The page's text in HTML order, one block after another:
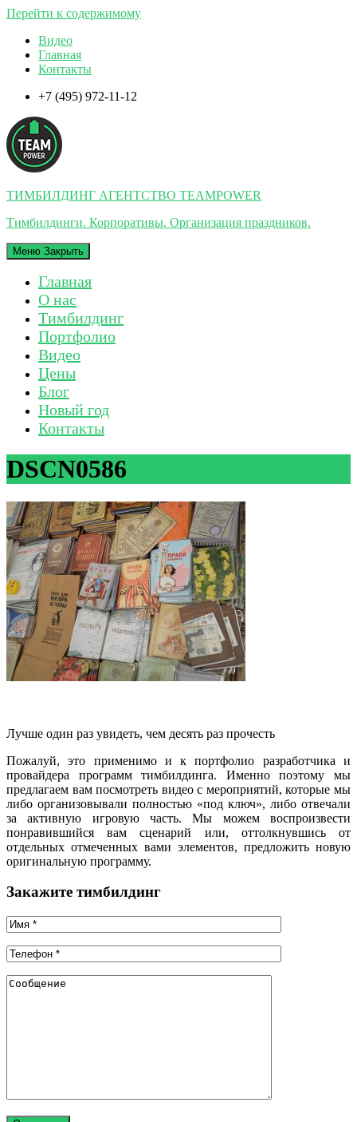
Перейти к содержимому
Видео
Главная
Контакты
+7 (495) 972-11-12
ТИМБИЛДИНГ АГЕНТСТВО TEAMPOWER
Тимбилдинги. Корпоративы. Организация праздников.
Меню Закрыть
Главная
О нас
Тимбилдинг
Портфолио
Видео
Цены
Блог
Новый год
Контакты
DSCN0586
Лучше один раз увидеть, чем десять раз прочесть
Пожалуй, это применимо и к портфолио разработчика и
провайдера программ тимбилдинга. Именно поэтому мы
предлагаем вам посмотреть видео с мероприятий, которые мы
либо организовывали полностью «под ключ», либо отвечали
за активную игровую часть. Мы можем воспроизвести
понравившийся вам сценарий или, оттолкнувшись от
отдельных отмеченных вами элементов, предложить новую
оригинальную программу.
Закажите тимбилдинг